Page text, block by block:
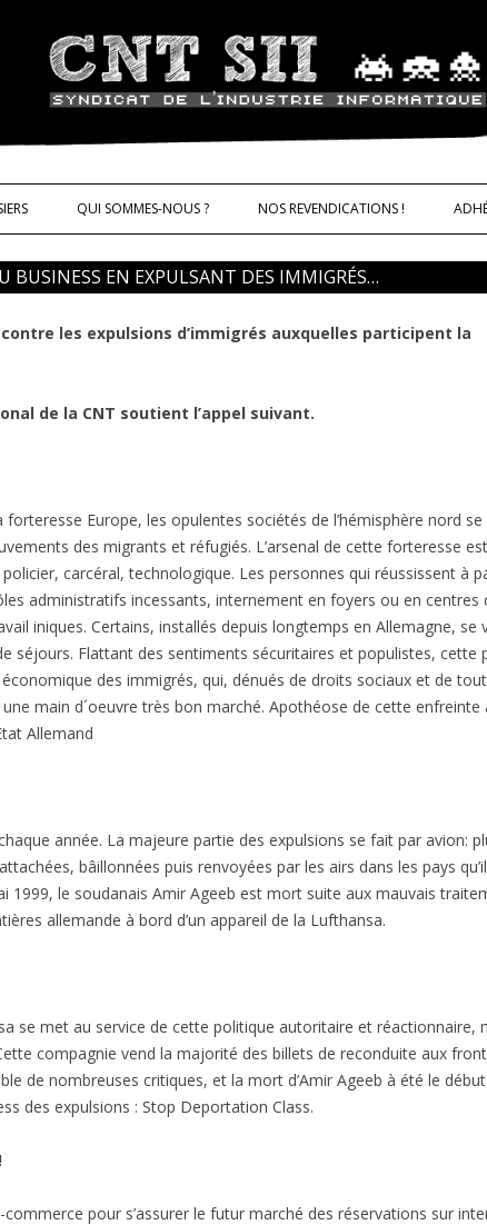
informatique CNT –
ET TECHNIQUES
QUI SOMMES-NOUS ? NOS REVENDICATIONS !
BUSINESS EN EXPULSANT DES IMMIGRÉS…
les expulsions d’immigrés auxquelles participent la
de la CNT soutient l’appel suivant.
forteresse Europe, les opulentes sociétés de l’hémisphère nord
des migrants et réfugiés. L’arsenal de cette forteresse est
carcéral, technologique. Les personnes qui réussissent à
administratifs incessants, internement en foyers ou en centres
iniques. Certains, installés depuis longtemps en Allemagne, se
séjours. Flattant des sentiments sécuritaires et populistes, cette
des immigrés, qui, dénués de droits sociaux et de
main d´oeuvre très bon marché. Apothéose de cette enfreinte
Allemand
année. La majeure partie des expulsions se fait par avion:
bâillonnées puis renvoyées par les airs dans les pays
1999, le soudanais Amir Ageeb est mort suite aux mauvais
allemande à bord d’un appareil de la Lufthansa.
se met au service de cette politique autoritaire et réactionnaire,
compagnie vend la majorité des billets de reconduite aux
de nombreuses critiques, et la mort d’Amir Ageeb à été le
des expulsions : Stop Deportation Class.
pour s’assurer le futur marché des réservations sur